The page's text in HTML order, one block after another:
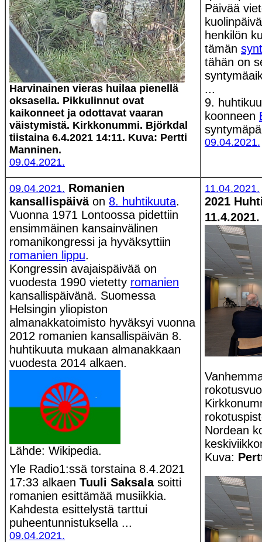
Harvinainen vieras huilaa pienellä
oksasella. Pikkulinnut ovat
kaikonneet ja odottavat vaaran
väistymistä. Kirkkonummi. Björkdal
tiistaina 6.4.2021 14:11. Kuva: Pertti
Manninen.
09.04.2021.
Päivää
henkilön
tämän
tähän on
...
9.
koonneen
09.04.2021.
09.04.2021. Romanien
kansallispäiväon 8. huhtikuuta.
Vuonna 1971 Lontoossa pidettiin
ensimmäinen kansainvälinen
romanikongressi ja hyväksyttiin
romanien lippu.
Kongressin avajaispäivää on
vuodesta 1990 vietetty romanien
kansallispäivänä. Suomessa
Helsingin yliopiston
almanakkatoimisto hyväksyi vuonna
2012 romanien kansallispäivän 8.
huhtikuuta mukaan almanakkaan
vuodesta 2014 alkaen.
Lähde: Wikipedia.
Yle Radio1:ssä torstaina 8.4.2021
17:33 alkaen Tuuli Saksalasoitti
romanien esittämää musiikkia.
Kahdesta esittelystä tarttui
puheentunnistuksella ...
09.04.2021.
11.04.2021.
2021
11.4.2021.
Nordean
Kuva: